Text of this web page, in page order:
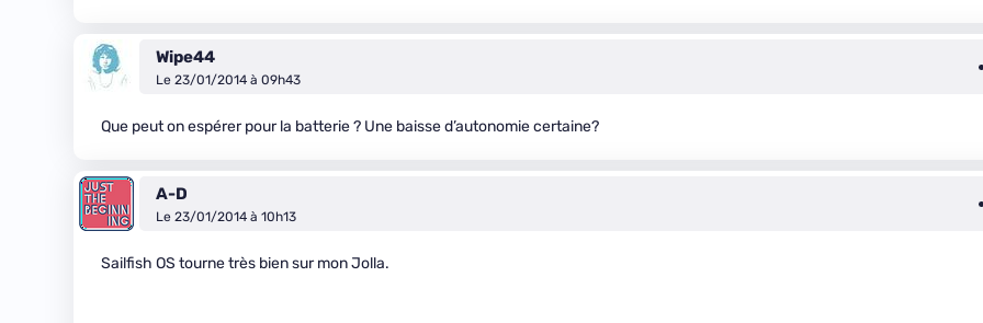
Wipe44
Le 23/01/2014 à 09h43
Que peut on espérer pour la batterie ? Une baisse d’autonomie certaine?
A-D
Le 23/01/2014 à 10h13
Sailfish OS tourne très bien sur mon Jolla.